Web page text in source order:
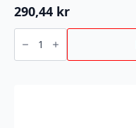
290,44 kr
FUGEBLAD
antall